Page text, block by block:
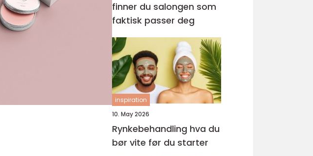
finner du salongen som
faktisk passer deg
inspiration
10. May 2026
Rynkebehandling hva du
bør vite før du starter